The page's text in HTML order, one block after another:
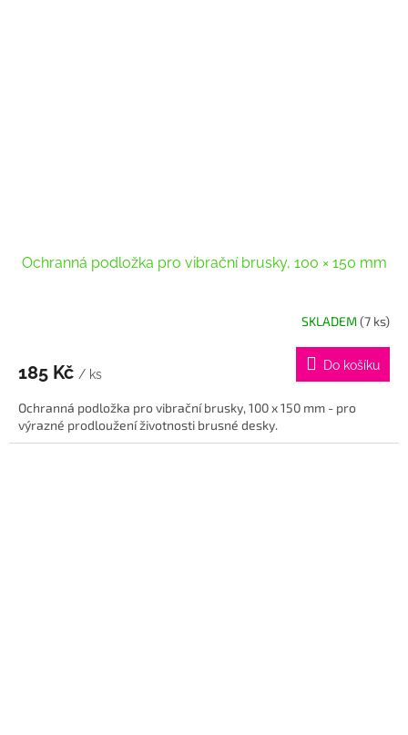
Ochranná podložka pro vibrační brusky, 100 × 150 mm
SKLADEM(7 ks)
185 Kč / ks
Do košíku
Ochranná podložka pro vibrační brusky, 100 x 150 mm - pro
výrazné prodloužení životnosti brusné desky.